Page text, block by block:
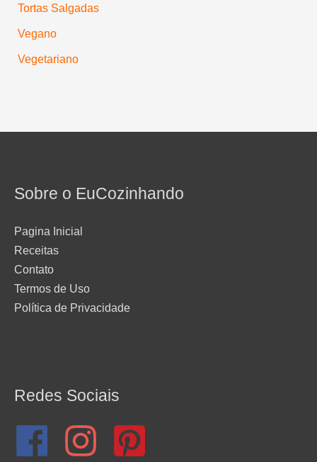
Tortas Salgadas
Vegano
Vegetariano
Sobre o EuCozinhando
Pagina Inicial
Receitas
Contato
Termos de Uso
Política de Privacidade
Redes Sociais